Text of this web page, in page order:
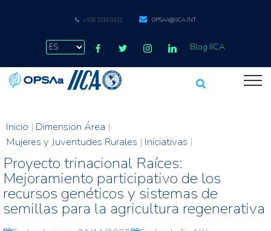
+506 2216 0222 OPSAA@IICA.INT
Blog IICA
Inicio | Dimension Área |
Mujeres y Juventudes Rurales | Iniciativas |
Proyecto trinacional Raíces:
Mejoramiento participativo de los
recursos genéticos y sistemas de
semillas para la agricultura regenerativa